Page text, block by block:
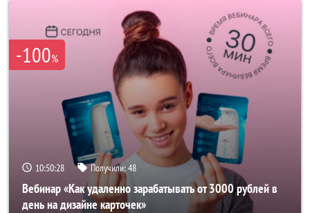
-100%
10:50:27 Получили:48
Вебинар «Как удаленно зарабатывать от 3000 рублей в
день на дизайне карточек»